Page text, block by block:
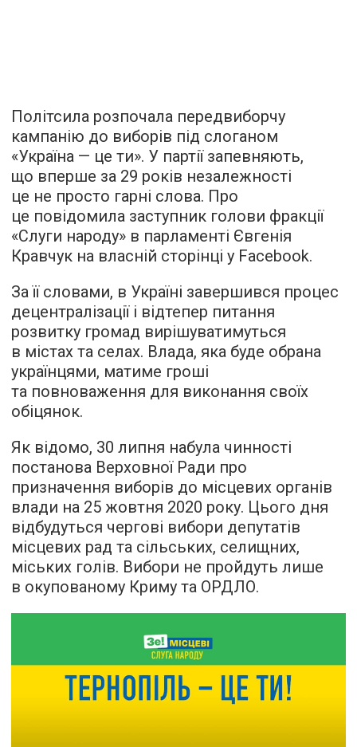
Політсила розпочала передвиборчу
кампанію до виборів під слоганом
«Україна — це ти». У партії запевняють,
що вперше за 29 років незалежності
це не просто гарні слова. Про
це повідомила заступник голови фракції
«Слуги народу» в парламенті Євгенія
Кравчук на власній сторінці у Facebook.
За її словами, в Україні завершився процес
децентралізації і відтепер питання
розвитку громад вирішуватимуться
в містах та селах. Влада, яка буде обрана
українцями, матиме гроші
та повноваження для виконання своїх
обіцянок.
Як відомо, 30 липня набула чинності
постанова Верховної Ради про
призначення виборів до місцевих органів
влади на 25 жовтня 2020 року. Цього дня
відбудуться чергові вибори депутатів
місцевих рад та сільських, селищних,
міських голів. Вибори не пройдуть лише
в окупованому Криму та ОРДЛО.